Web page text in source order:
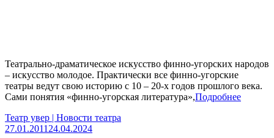
Театрально-драматическое искусство финно-угорских народов
– искусство молодое. Практически все финно-угорские
театры ведут свою историю с 10 – 20-х годов прошлого века.
Сами понятия «финно-угорская литература»,Подробнее
Театр увер | Новости театра
27.01.201124.04.2024